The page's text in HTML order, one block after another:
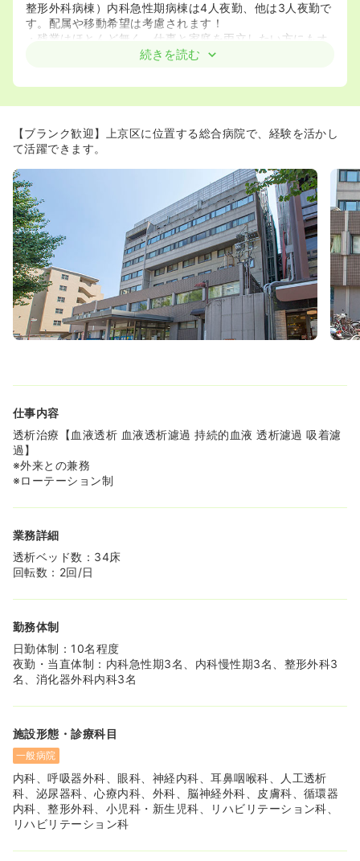
整形外科病棟）内科急性期病棟は4人夜勤、他は3人夜勤で
す。配属や移動希望は考慮されます！
・残業はほとんど無く、仕事と家庭を両立したい方にもオ
≪子育て支援♪≫
・小学生以下のお子様をお持ちの看護師様も20名以上在籍
しておられます。
・毎年新卒の看護師も入職しており、クリニカルラダー研
修を実施しています。
・4月・11月に全体研修が行われている為、中途の看護師
様もしっかりと研修を受けることが出来ます。
・10つの委員会があり、職員全体で日々業務改善を行って
います。
・夜勤は基本的に入職半年後からになります。（経験によ
る）
≪人間関係の良さが魅力♪≫
病院のスタッフは仲がよく、笑顔が絶えない明るい雰囲気
≪通勤にも便利♪≫
京都を代表する大通りに面しており、交通の便が良いとこ
ろも魅力です。
続きを読む
【ブランク歓迎】上京区に位置する総合病院で、経験を活かし
て活躍できます。
仕事内容
透析治療【血液透析 血液透析濾過 持続的血液 透析濾過 吸着濾
過】
※外来との兼務
※ローテーション制
業務詳細
透析ベッド数：34床
回転数：2回/日
勤務体制
日勤体制：10名程度
夜勤・当直体制：内科急性期3名、内科慢性期3名、整形外科3
名、消化器外科内科3名
施設形態・診療科目
一般病院
内科、呼吸器外科、眼科、神経内科、耳鼻咽喉科、人工透析
科、泌尿器科、心療内科、外科、脳神経外科、皮膚科、循環器
内科、整形外科、小児科・新生児科、リハビリテーション科、
リハビリテーション科